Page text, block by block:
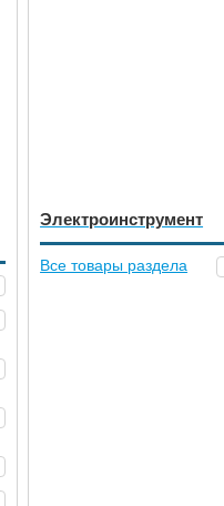
Электроинструмент
Все товары раздела